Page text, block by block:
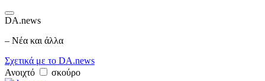
DA.news
– Νέα και άλλα
Σχετικά με το DA.news
Ανοιχτό
σκούρο